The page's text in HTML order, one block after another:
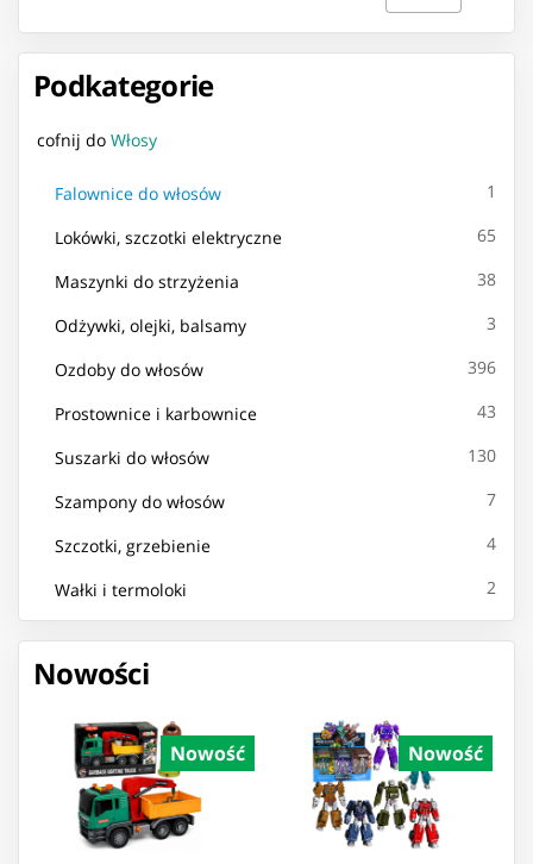
Podkategorie
cofnij do Włosy
Falownice do włosów 1
Lokówki, szczotki elektryczne 65
Maszynki do strzyżenia 38
Odżywki, olejki, balsamy 3
Ozdoby do włosów 396
Prostownice i karbownice 43
Suszarki do włosów 130
Szampony do włosów 7
Szczotki, grzebienie 4
Wałki i termoloki 2
Nowości
Nowość Nowość